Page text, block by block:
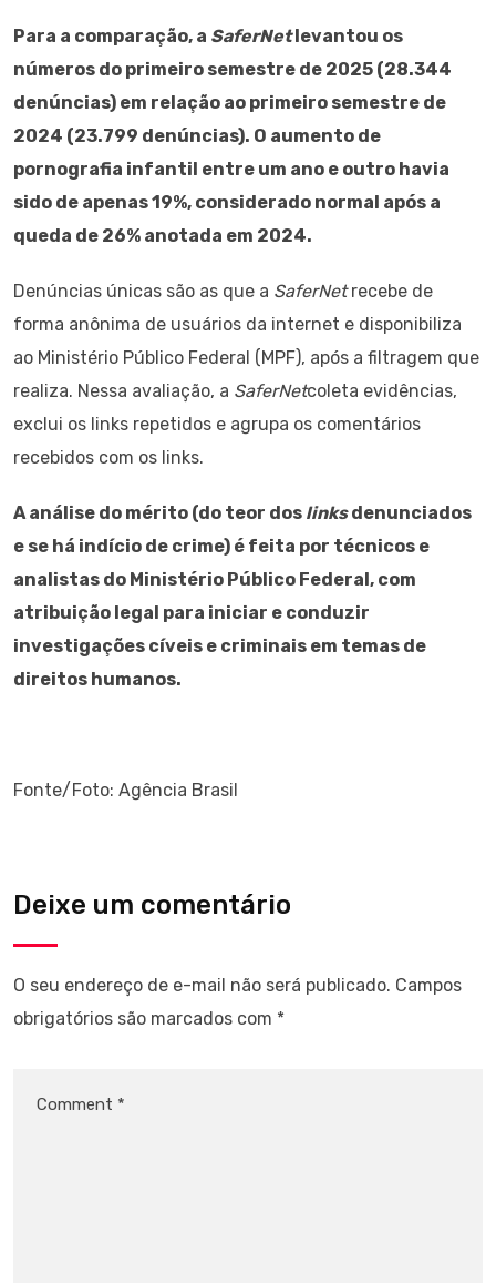
Para a comparação, a SaferNetlevantou os
números do primeiro semestre de 2025 (28.344
denúncias) em relação ao primeiro semestre de
2024 (23.799 denúncias). O aumento de
pornografia infantil entre um ano e outro havia
sido de apenas 19%, considerado normal após a
queda de 26% anotada em 2024.
Denúncias únicas são as que a SaferNetrecebe de
forma anônima de usuários da internet e disponibiliza
ao Ministério Público Federal (MPF), após a filtragem que
realiza. Nessa avaliação, a SaferNetcoleta evidências,
exclui os links repetidos e agrupa os comentários
recebidos com os links.
A análise do mérito (do teor dos linksdenunciados
e se há indício de crime) é feita por técnicos e
analistas do Ministério Público Federal, com
atribuição legal para iniciar e conduzir
investigações cíveis e criminais em temas de
direitos humanos.
Fonte/Foto: Agência Brasil
Deixe um comentário
O seu endereço de e-mail não será publicado. Campos
obrigatórios são marcados com *